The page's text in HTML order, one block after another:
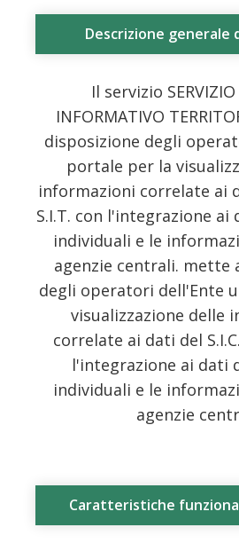
Descrizione generale
Il servizio SERVIZIO
INFORMATIVO
disposizione degli
portale per la
informazioni correlate ai
S.I.T. con l'integrazione ai
individuali e le
agenzie centrali. mette
degli operatori dell'Ente
visualizzazione delle
correlate ai dati del
l'integrazione ai dati
individuali e le
agenzie
Caratteristiche